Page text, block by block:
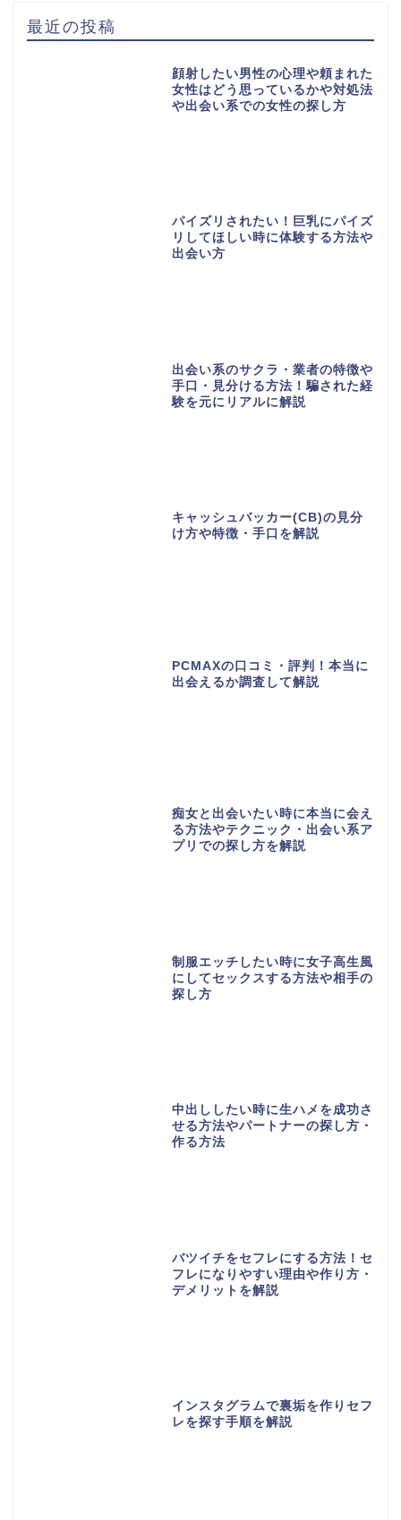
最近の投稿
顔射したい男性の心理や頼まれた
女性はどう思っているかや対処法
や出会い系での女性の探し方
パイズリされたい！巨乳にパイズ
リしてほしい時に体験する方法や
出会い方
出会い系のサクラ・業者の特徴や
手口・見分ける方法！騙された経
験を元にリアルに解説
キャッシュバッカー(CB)の見分
け方や特徴・手口を解説
PCMAXの口コミ・評判！本当に
出会えるか調査して解説
痴女と出会いたい時に本当に会え
る方法やテクニック・出会い系ア
プリでの探し方を解説
制服エッチしたい時に女子高生風
にしてセックスする方法や相手の
探し方
中出ししたい時に生ハメを成功さ
せる方法やパートナーの探し方・
作る方法
バツイチをセフレにする方法！セ
フレになりやすい理由や作り方・
デメリットを解説
インスタグラムで裏垢を作りセフ
レを探す手順を解説